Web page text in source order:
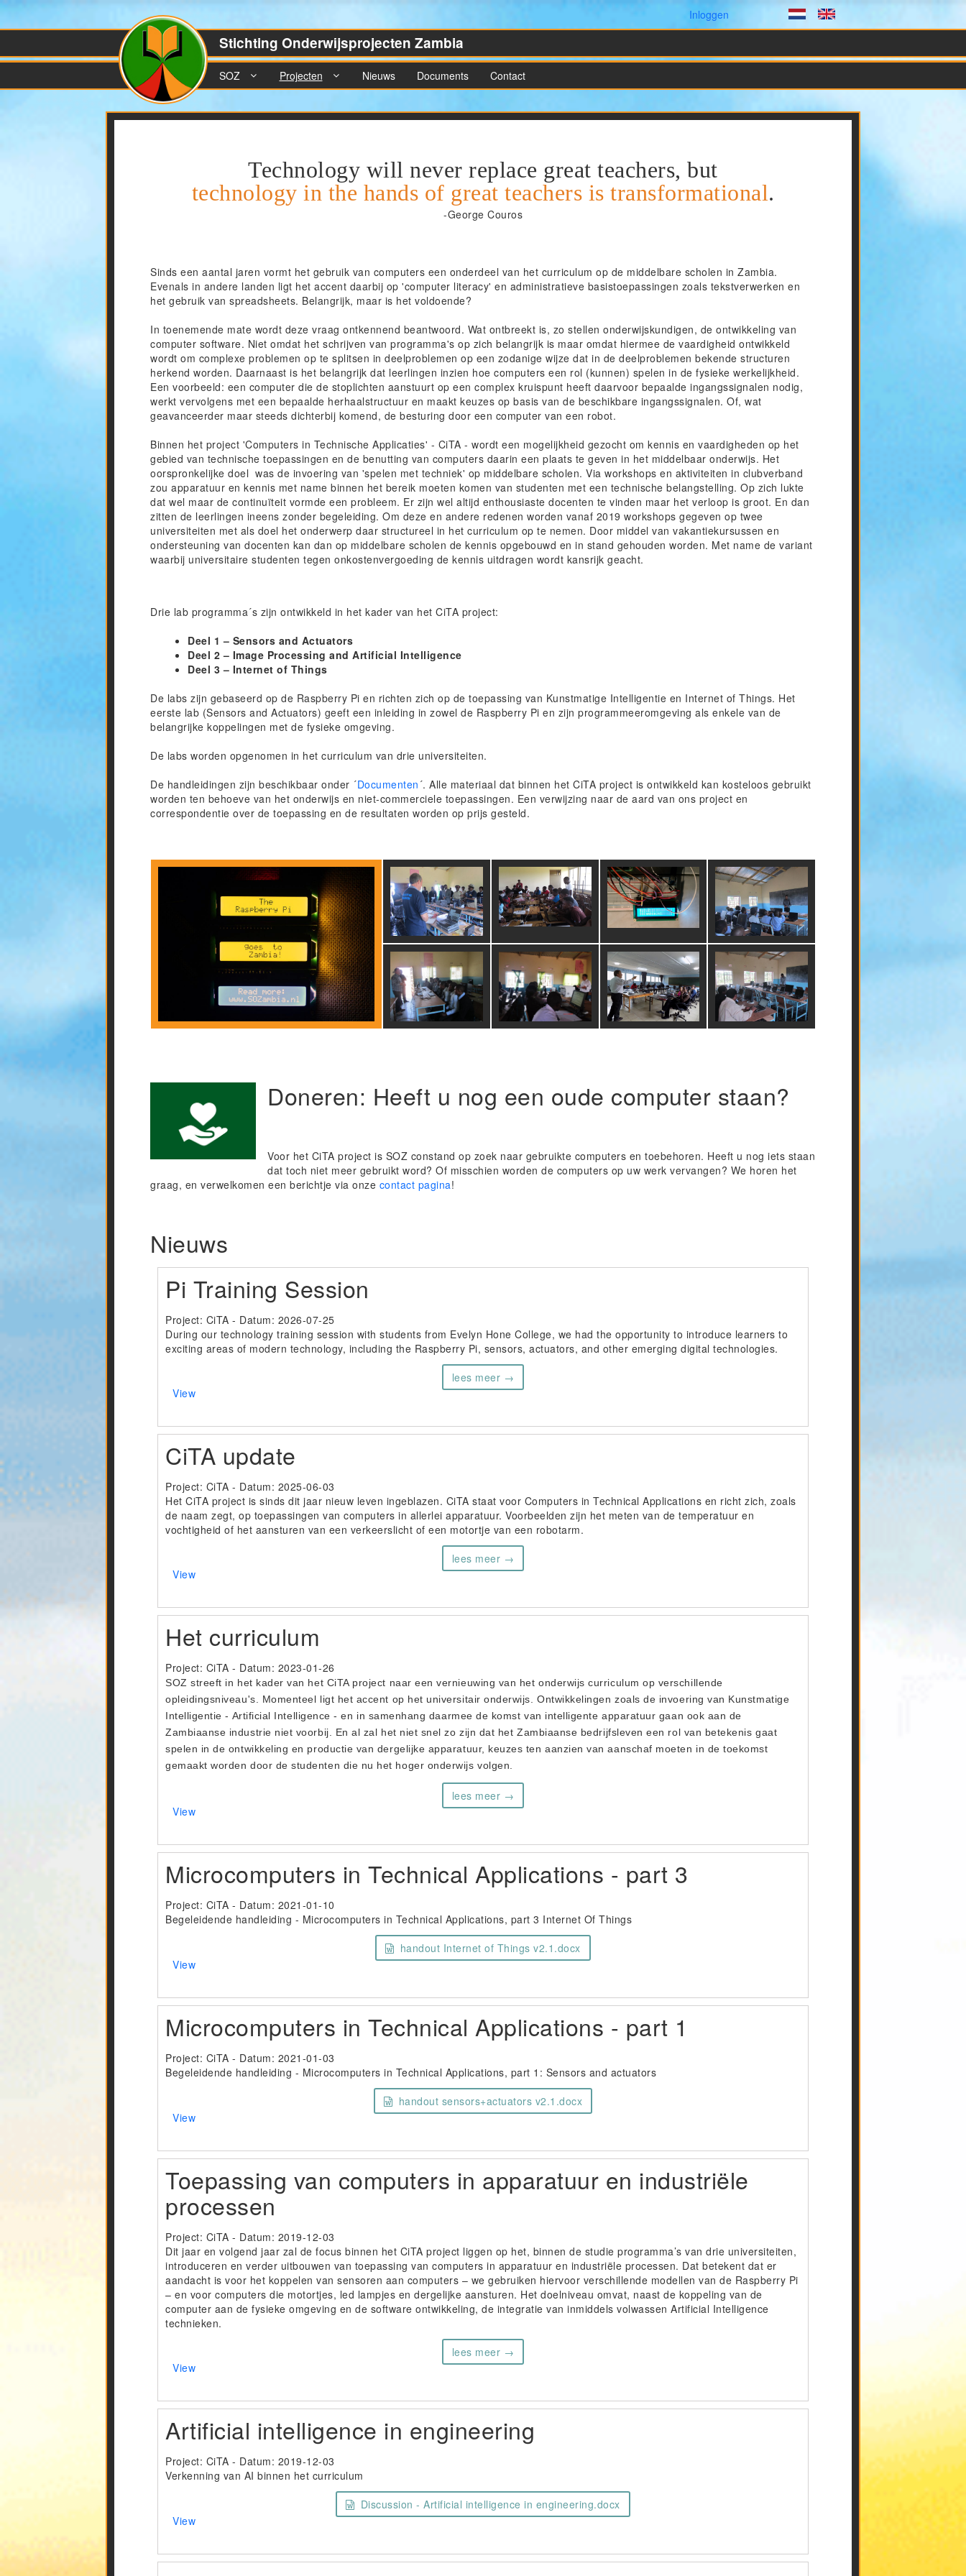
English
Dutch
Gebruikersmenu
Inloggen
Stichting Onderwijsprojecten Zambia
SOZ Projecten Nieuws Documents Contact
Technology will never replace great teachers, but
technology in the hands of great teachers is transformational.
-George Couros
Sinds een aantal jaren vormt het gebruik van computers een onderdeel van het curriculum op de middelbare scholen in Zambia.
Evenals in andere landen ligt het accent daarbij op 'computer literacy' en administratieve basistoepassingen zoals tekstverwerken en
het gebruik van spreadsheets. Belangrijk, maar is het voldoende?
In toenemende mate wordt deze vraag ontkennend beantwoord. Wat ontbreekt is, zo stellen onderwijskundigen, de ontwikkeling van
computer software. Niet omdat het schrijven van programma's op zich belangrijk is maar omdat hiermee de vaardigheid ontwikkeld
wordt om complexe problemen op te splitsen in deelproblemen op een zodanige wijze dat in de deelproblemen bekende structuren
herkend worden. Daarnaast is het belangrijk dat leerlingen inzien hoe computers een rol (kunnen) spelen in de fysieke werkelijkheid.
Een voorbeeld: een computer die de stoplichten aanstuurt op een complex kruispunt heeft daarvoor bepaalde ingangssignalen nodig,
werkt vervolgens met een bepaalde herhaalstructuur en maakt keuzes op basis van de beschikbare ingangssignalen. Of, wat
geavanceerder maar steeds dichterbij komend, de besturing door een computer van een robot.
Binnen het project 'Computers in Technische Applicaties' - CiTA - wordt een mogelijkheid gezocht om kennis en vaardigheden op het
gebied van technische toepassingen en de benutting van computers daarin een plaats te geven in het middelbaar onderwijs. Het
oorspronkelijke doel was de invoering van 'spelen met techniek' op middelbare scholen. Via workshops en aktiviteiten in clubverband
zou apparatuur en kennis met name binnen het bereik moeten komen van studenten met een technische belangstelling. Op zich lukte
dat wel maar de continuïteit vormde een probleem. Er zijn wel altijd enthousiaste docenten te vinden maar het verloop is groot. En dan
zitten de leerlingen ineens zonder begeleiding. Om deze en andere redenen worden vanaf 2019 workshops gegeven op twee
universiteiten met als doel het onderwerp daar structureel in het curriculum op te nemen. Door middel van vakantiekursussen en
ondersteuning van docenten kan dan op middelbare scholen de kennis opgebouwd en in stand gehouden worden. Met name de variant
waarbij universitaire studenten tegen onkostenvergoeding de kennis uitdragen wordt kansrijk geacht.
Drie lab programma´s zijn ontwikkeld in het kader van het CiTA project:
Deel 1 – Sensors and Actuators
Deel 2 – Image Processing and Artificial Intelligence
Deel 3 – Internet of Things
De labs zijn gebaseerd op de Raspberry Pi en richten zich op de toepassing van Kunstmatige Intelligentie en Internet of Things. Het
eerste lab (Sensors and Actuators) geeft een inleiding in zowel de Raspberry Pi en zijn programmeeromgeving als enkele van de
belangrijke koppelingen met de fysieke omgeving.
De labs worden opgenomen in het curriculum van drie universiteiten.
De handleidingen zijn beschikbaar onder ´Documenten ´. Alle materiaal dat binnen het CiTA project is ontwikkeld kan kosteloos gebruikt
worden ten behoeve van het onderwijs en niet-commerciele toepassingen. Een verwijzing naar de aard van ons project en
correspondentie over de toepassing en de resultaten worden op prijs gesteld.
Doneren: Heeft u nog een oude computer staan?
Voor het CiTA project is SOZ constand op zoek naar gebruikte computers en toebehoren. Heeft u nog iets staan
dat toch niet meer gebruikt word? Of misschien worden de computers op uw werk vervangen? We horen het
graag, en verwelkomen een berichtje via onze contact pagina!
Nieuws
Pi Training Session
Project: CiTA - Datum: 2026-07-25
During our technology training session with students from Evelyn Hone College, we had the opportunity to introduce learners to
exciting areas of modern technology, including the Raspberry Pi, sensors, actuators, and other emerging digital technologies.
lees meer →
View
CiTA update
Project: CiTA - Datum: 2025-06-03
Het CiTA project is sinds dit jaar nieuw leven ingeblazen. CiTA staat voor Computers in Technical Applications en richt zich, zoals
de naam zegt, op toepassingen van computers in allerlei apparatuur. Voorbeelden zijn het meten van de temperatuur en
vochtigheid of het aansturen van een verkeerslicht of een motortje van een robotarm.
lees meer →
View
Het curriculum
Project: CiTA - Datum: 2023-01-26
SOZ streeft in het kader van het CiTA project naar een vernieuwing van het onderwijs curriculum op verschillende
opleidingsniveau's. Momenteel ligt het accent op het universitair onderwijs. Ontwikkelingen zoals de invoering van Kunstmatige
Intelligentie - Artificial Intelligence - en in samenhang daarmee de komst van intelligente apparatuur gaan ook aan de
Zambiaanse industrie niet voorbij. En al zal het niet snel zo zijn dat het Zambiaanse bedrijfsleven een rol van betekenis gaat
spelen in de ontwikkeling en productie van dergelijke apparatuur, keuzes ten aanzien van aanschaf moeten in de toekomst
gemaakt worden door de studenten die nu het hoger onderwijs volgen.
lees meer →
View
Microcomputers in Technical Applications - part 3
Project: CiTA - Datum: 2021-01-10
Begeleidende handleiding - Microcomputers in Technical Applications, part 3 Internet Of Things
handout Internet of Things v2.1.docx
View
Microcomputers in Technical Applications - part 1
Project: CiTA - Datum: 2021-01-03
Begeleidende handleiding - Microcomputers in Technical Applications, part 1: Sensors and actuators
handout sensors+actuators v2.1.docx
View
Toepassing van computers in apparatuur en industriële
processen
Project: CiTA - Datum: 2019-12-03
Dit jaar en volgend jaar zal de focus binnen het CiTA project liggen op het, binnen de studie programma’s van drie universiteiten,
introduceren en verder uitbouwen van toepassing van computers in apparatuur en industriële processen. Dat betekent dat er
aandacht is voor het koppelen van sensoren aan computers – we gebruiken hiervoor verschillende modellen van de Raspberry Pi
– en voor computers die motortjes, led lampjes en dergelijke aansturen. Het doelniveau omvat, naast de koppeling van de
computer aan de fysieke omgeving en de software ontwikkeling, de integratie van inmiddels volwassen Artificial Intelligence
technieken.
lees meer →
View
Artificial intelligence in engineering
Project: CiTA - Datum: 2019-12-03
Verkenning van AI binnen het curriculum
Discussion - Artificial intelligence in engineering.docx
View